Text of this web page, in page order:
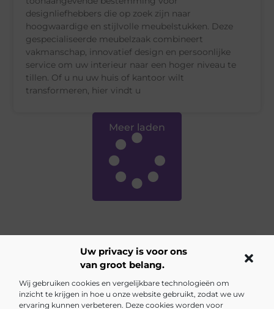
Uw privacy is voor ons
van groot belang.
Wij gebruiken cookies en vergelijkbare technologieën om
inzicht te krijgen in hoe u onze website gebruikt, zodat we uw
ervaring kunnen verbeteren. Deze cookies worden voor
designliefhebbers die op zoek zijn naar
hoogwaardige en stijlvolle meubelstukken. Deze
gespecialiseerde meubelzaak combineert
vakmanschap, innovatief design en persoonlijke
service om uw interieur naar een hoger niveau te
tillen. Of u nu uw huis of kantoor wilt
transformeren, hier vindt u
Meer laden
Main Links